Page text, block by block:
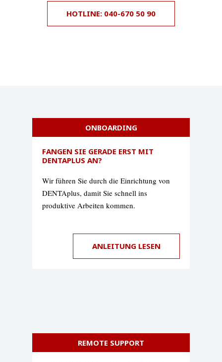
HOTLINE: 040-670 50 90
ONBOARDING
FANGEN SIE GERADE ERST MIT
DENTAPLUS AN?
Wir führen Sie durch die Einrichtung von
DENTAplus, damit Sie schnell ins
produktive Arbeiten kommen.
ANLEITUNG LESEN
REMOTE SUPPORT